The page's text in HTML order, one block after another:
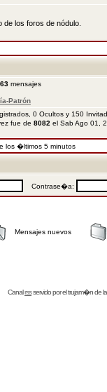
los foros de nódulo.
mensajes
Patrón
0 Ocultos y 150
fue de 8082 el Sab Ago 01,
los �ltimos 5 minutos
Contrase�a:
Mensajes nuevos
Canalrssservido por eltrujam�nde